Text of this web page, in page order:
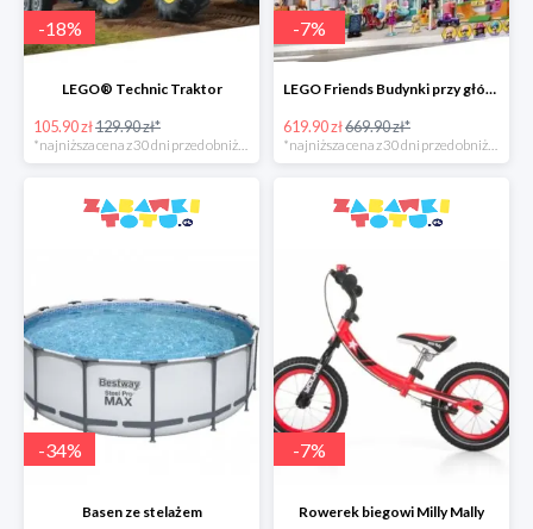
-18%
LEGO® Technic Traktor
105.90 zł129.90 zł*
*najniższa cena z 30 dni przed obniżką
-7%
LEGO Friends Budynki przy głównej ulicy
619.90 zł669.90 zł*
*najniższa cena z 30 dni przed obniżką
-34%
Basen ze stelażem
-7%
Rowerek biegowi Milly Mally